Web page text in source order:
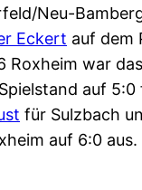
Neu-
Eckert auf dem
Roxheim war
auf
für Sulzbach
auf 6:0